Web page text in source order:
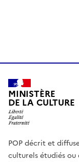
MINISTÈRE
DE LA CULTURE
POP décrit et
culturels étudiés